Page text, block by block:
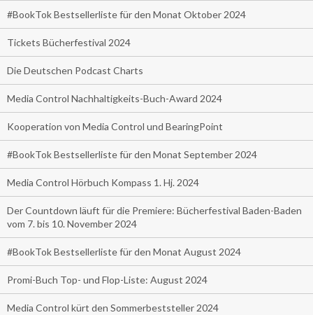
#BookTok Bestsellerliste für den Monat Oktober 2024
Tickets Bücherfestival 2024
Die Deutschen Podcast Charts
Media Control Nachhaltigkeits-Buch-Award 2024
Kooperation von Media Control und BearingPoint
#BookTok Bestsellerliste für den Monat September 2024
Media Control Hörbuch Kompass 1. Hj. 2024
Der Countdown läuft für die Premiere: Bücherfestival Baden-Baden
vom 7. bis 10. November 2024
#BookTok Bestsellerliste für den Monat August 2024
Promi-Buch Top- und Flop-Liste: August 2024
Media Control kürt den Sommerbeststeller 2024